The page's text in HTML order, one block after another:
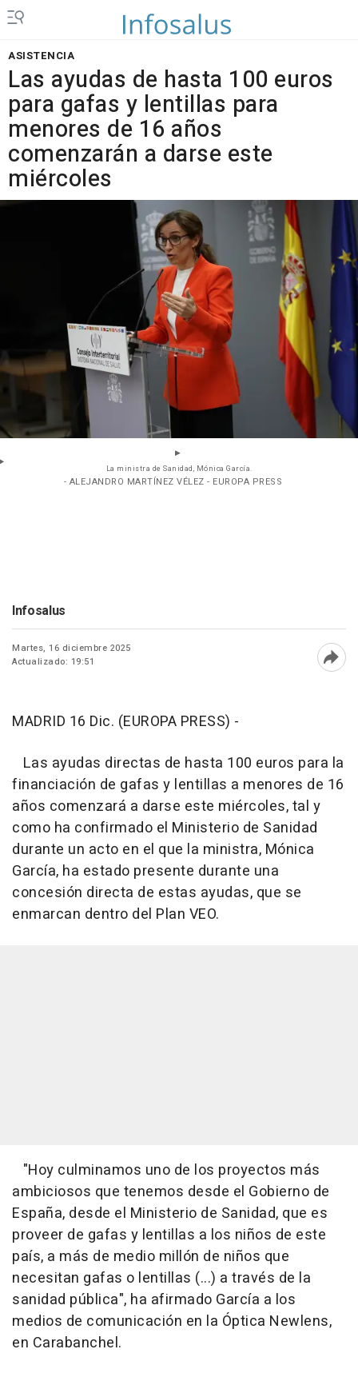
ASISTENCIA
Las ayudas de hasta 100 euros
para gafas y lentillas para
menores de 16 años
comenzarán a darse este
miércoles
La ministra de Sanidad, Mónica García.
- ALEJANDRO MARTÍNEZ VÉLEZ - EUROPA PRESS
Infosalus
Martes, 16 diciembre 2025
Actualizado: 19:51
MADRID 16 Dic. (EUROPA PRESS) -
Las ayudas directas de hasta 100 euros para la
financiación de gafas y lentillas a menores de 16
años comenzará a darse este miércoles, tal y
como ha confirmado el Ministerio de Sanidad
durante un acto en el que la ministra, Mónica
García, ha estado presente durante una
concesión directa de estas ayudas, que se
enmarcan dentro del Plan VEO.
"Hoy culminamos uno de los proyectos más
ambiciosos que tenemos desde el Gobierno de
España, desde el Ministerio de Sanidad, que es
proveer de gafas y lentillas a los niños de este
país, a más de medio millón de niños que
necesitan gafas o lentillas (...) a través de la
sanidad pública", ha afirmado García a los
medios de comunicación en la Óptica Newlens,
en Carabanchel.